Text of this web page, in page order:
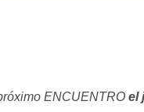
ENCUENTRO el